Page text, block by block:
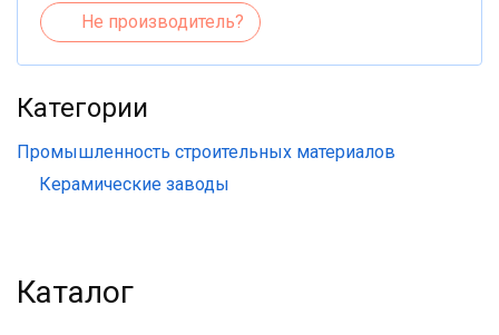
Не производитель?
Категории
Промышленность строительных материалов
Керамические заводы
Каталог